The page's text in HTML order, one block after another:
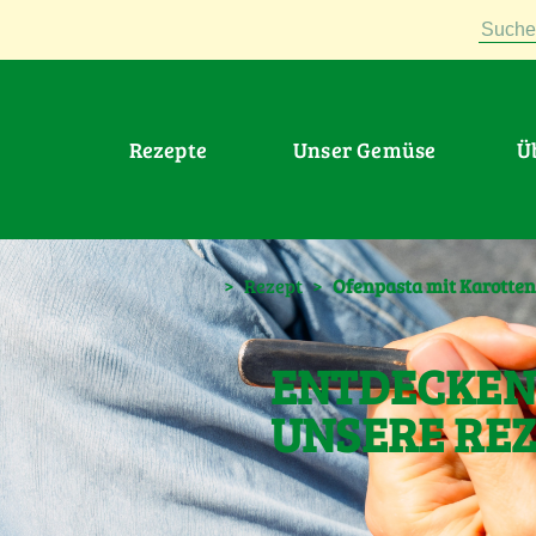
Rezepte Unser Gemüse
> Rezept > Ofenpasta mit
UNSERE